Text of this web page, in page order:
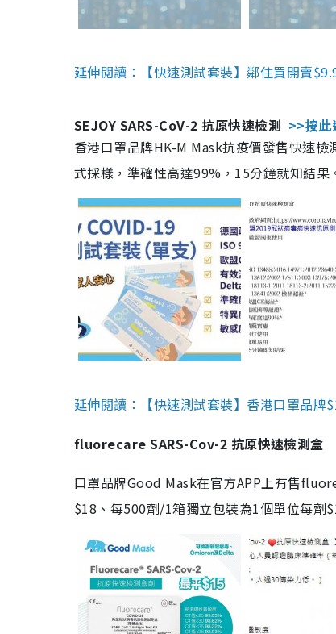
延伸閱讀：【快速測試套裝】鄰住買開賣
SEJOY SARS-CoV-2 抗原快速檢測 >>按此
香港口罩品牌HK-M Mask抗疫價發售快速
式採樣，準確性高達99%，15分鐘就知結
延伸閱讀：【快速測試套裝】香港口罩品
fluorecare SARS-Cov-2 抗原快速檢測盒
口罩品牌Good Mask在官方APP上有售
$18、每500劑/1箱獨立包裝為1個單位每劑